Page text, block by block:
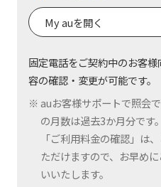
My auを開く
固定電話をご契約中のお客
容の確認・変更が可能です。
auお客様サポートで照会
の月数は過去3か月分です。
「ご利用料金の確認」は
ただけますので、お早め
いいたします。